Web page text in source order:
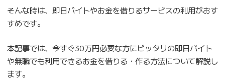
そんな時は、即日バイトやお金を借りるサービスの利用がおす
すめです。
本記事では、今すぐ30万円必要な方にピッタリの即日バイト
や無職でも利用できるお金を借りる・作る方法について解説し
ます。